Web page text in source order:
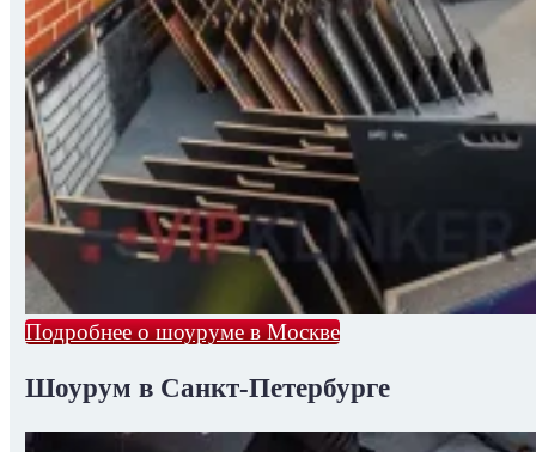
Подробнее о шоуруме в Москве
Шоурум в Санкт-Петербурге